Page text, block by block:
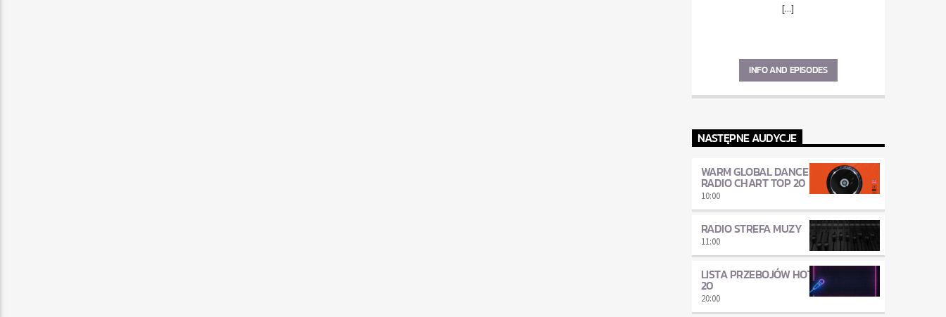
[...]
INFO AND EPISODES
NASTĘPNE AUDYCJE
WARM GLOBAL DANCE
RADIO CHART TOP 20
10:00
RADIO STREFA MUZY
11:00
LISTA PRZEBOJÓW HOT
20
20:00